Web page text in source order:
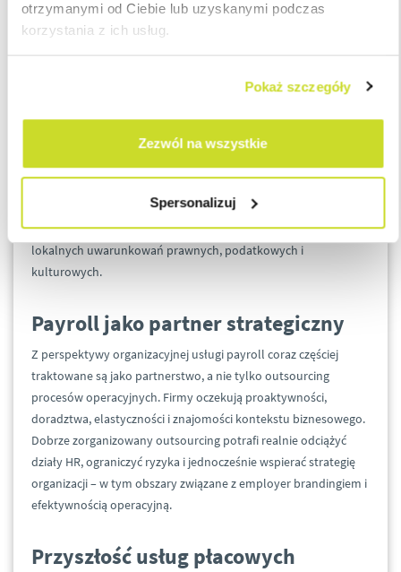
otrzymanymi od Ciebie lub uzyskanymi podczas
korzystania z ich usług.
Pokaż szczegóły
Zezwól na wszystkie
Spersonalizuj
Zmiany w prawie pracy oraz nowe regulacje – w tym
europejskie dyrektywy dotyczące przejrzystości wynagrodzeń,
międzynarodowo, outsourcing usług płacowych staje się nie
bezpieczeństwo i zgodność z przepisami.
wielu krajach jednocześnie. Oznacza to konieczność połączenia
skalowalności globalnych rozwiązań z dogłębną znajomością
lokalnych uwarunkowań prawnych, podatkowych i
kulturowych.
Payroll jako partner strategiczny
Z perspektywy organizacyjnej usługi payroll coraz częściej
traktowane są jako partnerstwo, a nie tylko outsourcing
procesów operacyjnych. Firmy oczekują proaktywności,
doradztwa, elastyczności i znajomości kontekstu biznesowego.
Dobrze zorganizowany outsourcing potrafi realnie odciążyć
działy HR, ograniczyć ryzyka i jednocześnie wspierać strategię
organizacji – w tym obszary związane z employer brandingiem i
efektywnością operacyjną.
Przyszłość usług płacowych